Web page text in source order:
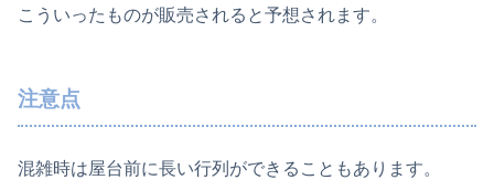
こういったものが販売されると予想されます。
注意点
混雑時は屋台前に長い行列ができることもあります。